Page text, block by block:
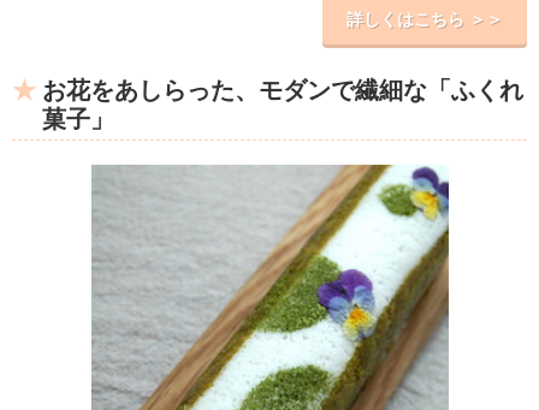
詳しくはこちら ＞＞
お花をあしらった、モダンで繊細な「ふくれ
菓子」